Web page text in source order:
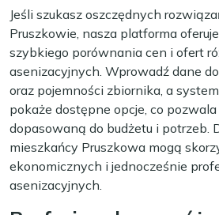
Jeśli szukasz oszczędnych
Pruszkowie, nasza platforma
szybkiego porównania cen i ofert
asenizacyjnych. Wprowadź dane
oraz pojemności zbiornika, a
pokaże dostępne opcje, co pozwala
dopasowaną do budżetu i potrzeb.
mieszkańcy Pruszkowa mogą
ekonomicznych i jednocześnie
asenizacyjnych.